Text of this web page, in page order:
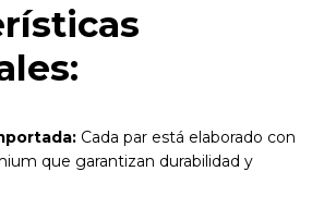
Cada par está elaborado con
que garantizan durabilidad y